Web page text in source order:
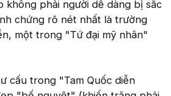
không phải người dễ dàng bị sắc
chứng rõ nét nhất là trường
một trong "Tứ đại mỹ nhân"
cấu trong "Tam Quốc diễn